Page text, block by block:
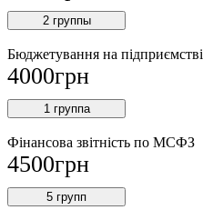
2 группы
Бюджетування на підприємстві
4000грн
1 группа
Фінансова звітність по МСФЗ
4500грн
5 групп